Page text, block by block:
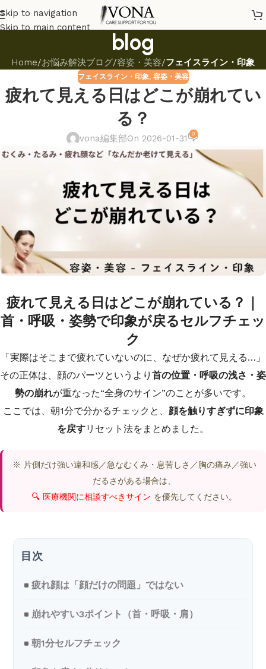
Skip to navigation
Skip to main content
blog
Home/お悩み解決ブログ/容姿・美容/フェイスライン・印象
フェイスライン・印象, 容姿・美容
疲れて見える日はどこが崩れてい
る？
vona編集部On 2026-01-31 0
疲れて見える日はどこが崩れている？｜
首・呼吸・姿勢で印象が戻るセルフチェッ
ク
「実際はそこまで疲れていないのに、なぜか疲れて見える…」
その正体は、顔のパーツというより 首の位置・呼吸の浅さ・姿
勢の崩れが重なった“全身のサイン”のことが多いです。
ここでは、朝1分で分かるチェックと、 顔を触りすぎずに印象
を戻すリセット法をまとめました。
※ 片側だけ強い違和感／急なむくみ・息苦しさ／胸の痛み／強い
だるさがある場合は、
🔍 医療機関に相談すべきサイン を優先してください。
疲れ顔は「顔だけの問題」ではない
崩れやすい3ポイント（首・呼吸・肩）
朝1分セルフチェック